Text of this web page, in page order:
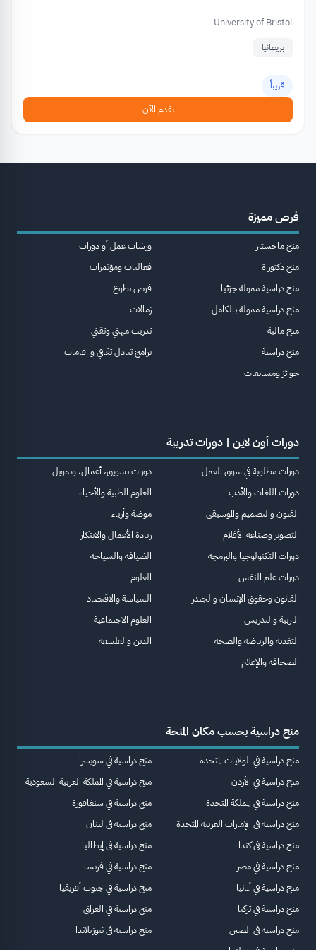
University of Bristol
بريطانيا
قريباً
تقدم الآن
فرص مميزة
منح ماجستير
منح دكتوراة
منح دراسية ممولة جزئيا
منح دراسية ممولة بالكامل
منح مالية
منح دراسية
جوائز ومسابقات
ورشات عمل أو دورات
فعاليات ومؤتمرات
فرص تطوع
زمالات
تدريب مهني وتقني
برامج تبادل ثقافي و اقامات
دورات أون لاين | دورات تدريبة
دورات مطلوبة في سوق العمل
دورات اللغات والأدب
الفنون والتصميم والموسيقى
التصوير وصناعة الأفلام
دورات التكنولوجيا والبرمجة
دورات علم النفس
القانون وحقوق الإنسان والجندر
التربية والتدريس
التغذية والرياضة والصحة
الصحافة والإعلام
دورات تسويق، أعمال، وتمويل
العلوم الطبية والأحياء
موضة وأزياء
ريادة الأعمال والابتكار
الضيافة والسياحة
العلوم
السياسة والاقتصاد
العلوم الاجتماعية
الدين والفلسفة
منح دراسية بحسب مكان المنحة
منح دراسية في الولايات المتحدة
منح دراسية في الأردن
منح دراسية في المملكة المتحدة
منح دراسية في الإمارات العربية المتحدة
منح دراسية في كندا
منح دراسية في مصر
منح دراسية في ألمانيا
منح دراسية في تركيا
منح دراسية في الصين
منح دراسية في سويسرا
منح دراسية في المملكة العربية السعودية
منح دراسية في سنغافورة
منح دراسية في لبنان
منح دراسية في إيطاليا
منح دراسية في فرنسا
منح دراسية في جنوب أفريقيا
منح دراسية في العراق
منح دراسية في نيوزيلاندا